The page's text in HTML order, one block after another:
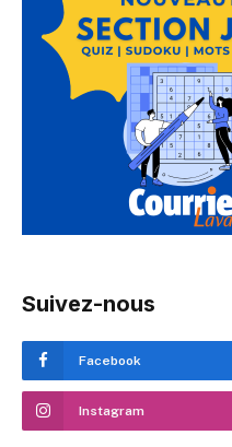
Suivez-nous
Facebook
Instagram